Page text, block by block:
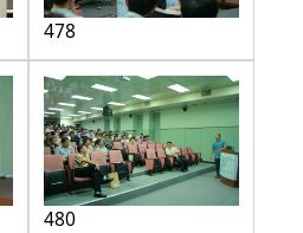
478
480